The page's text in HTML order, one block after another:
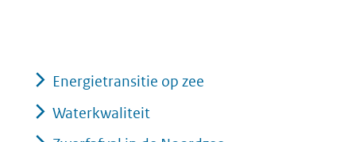
Energietransitie op zee
Waterkwaliteit